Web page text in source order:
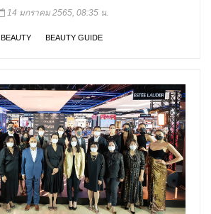
14 มกราคม 2565, 08:35 น.
BEAUTY BEAUTY GUIDE